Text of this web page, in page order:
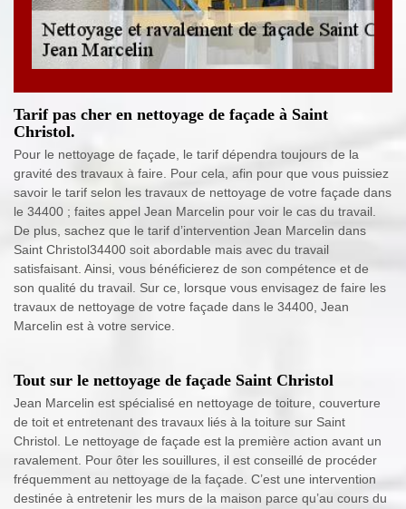
Tarif pas cher en nettoyage de façade à Saint
Christol.
Pour le nettoyage de façade, le tarif dépendra toujours de la
gravité des travaux à faire. Pour cela, afin pour que vous puissiez
savoir le tarif selon les travaux de nettoyage de votre façade dans
le 34400 ; faites appel Jean Marcelin pour voir le cas du travail.
De plus, sachez que le tarif d’intervention Jean Marcelin dans
Saint Christol34400 soit abordable mais avec du travail
satisfaisant. Ainsi, vous bénéficierez de son compétence et de
son qualité du travail. Sur ce, lorsque vous envisagez de faire les
travaux de nettoyage de votre façade dans le 34400, Jean
Marcelin est à votre service.
Tout sur le nettoyage de façade Saint Christol
Jean Marcelin est spécialisé en nettoyage de toiture, couverture
de toit et entretenant des travaux liés à la toiture sur Saint
Christol. Le nettoyage de façade est la première action avant un
ravalement. Pour ôter les souillures, il est conseillé de procéder
fréquemment au nettoyage de la façade. C’est une intervention
destinée à entretenir les murs de la maison parce qu’au cours du